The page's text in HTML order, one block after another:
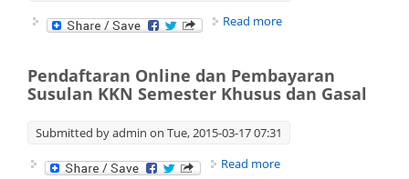
Read more
Pendaftaran Online dan Pembayaran
Susulan KKN Semester Khusus dan Gasal
Submitted byadmin on Tue, 2015-03-17 07:31
Read more